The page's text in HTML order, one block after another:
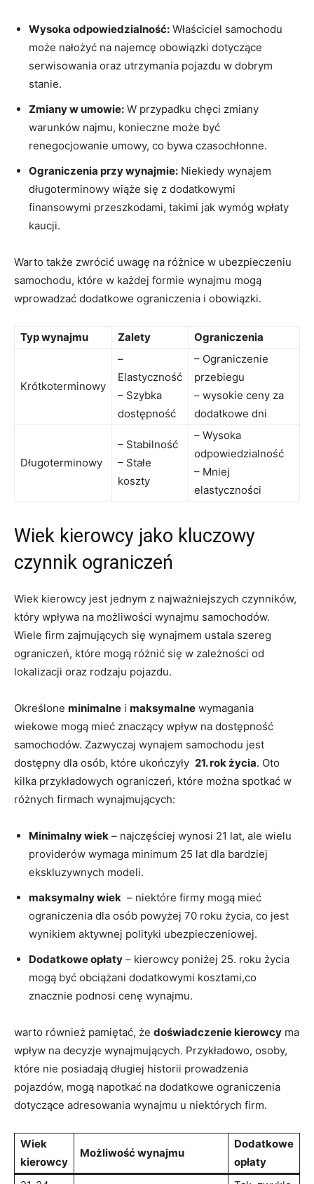
Wysoka ⁣odpowiedzialność: Właściciel ​samochodu
‍może nałożyć na najemcę obowiązki ⁣dotyczące
serwisowania ⁢oraz ⁢utrzymania pojazdu ​w dobrym
stanie.
Zmiany w ⁤umowie: W przypadku ‌chęci zmiany
warunków najmu, konieczne⁢ może ‍być
renegocjowanie umowy, co bywa czasochłonne.
Ograniczenia przy wynajmie: Niekiedy wynajem
długoterminowy wiąże się‌ z dodatkowymi
finansowymi przeszkodami, ⁢takimi jak⁣ wymóg ​wpłaty
kaucji.
Warto także ‌zwrócić uwagę na różnice w⁢ ubezpieczeniu
samochodu, które w ⁤każdej formie ​wynajmu‍ mogą
wprowadzać dodatkowe ograniczenia‍ i obowiązki.
Typ wynajmu Zalety Ograniczenia
Krótkoterminowy
–
Elastyczność
– Szybka
dostępność
– Ograniczenie
‌przebiegu
– ‍wysokie ceny za
⁣dodatkowe dni
Długoterminowy
– Stabilność
– ‍Stałe
koszty
– Wysoka
odpowiedzialność
– Mniej
‍elastyczności
Wiek​ kierowcy jako kluczowy
czynnik ograniczeń
Wiek kierowcy jest jednym z najważniejszych⁣ czynników,
który wpływa ⁤na możliwości ‌wynajmu samochodów.
Wiele firm zajmujących‍ się wynajmem ustala szereg
⁤ograniczeń, ⁣które mogą różnić się w zależności od
‌lokalizacji oraz rodzaju pojazdu.
Określone minimalne ⁤i maksymalne wymagania⁢
wiekowe mogą mieć znaczący ‍wpływ ​na‍ dostępność
samochodów. ‌Zazwyczaj⁤ wynajem samochodu ⁢jest
dostępny dla osób, które ukończyły ⁤ 21. rok życia. Oto
kilka przykładowych‍ ograniczeń, które‍ można spotkać w
różnych firmach wynajmujących:
Minimalny‌ wiek – najczęściej⁤ wynosi 21⁣ lat, ale wielu
providerów wymaga ​minimum 25 ⁤lat dla bardziej
ekskluzywnych modeli.
maksymalny wiek ⁣ – niektóre ​firmy mogą mieć
ograniczenia dla osób powyżej 70 roku życia, co⁤ jest
wynikiem aktywnej polityki ubezpieczeniowej.
Dodatkowe opłaty – kierowcy poniżej 25. roku życia
⁤mogą być⁢ obciążani dodatkowymi kosztami,co
znacznie⁣ podnosi cenę wynajmu.
warto ⁢również pamiętać, że doświadczenie kierowcy ma⁤
wpływ na decyzje wynajmujących. ​Przykładowo,⁤ osoby,
które nie posiadają długiej​ historii prowadzenia
pojazdów, mogą napotkać ⁣na dodatkowe ​ograniczenia
dotyczące adresowania wynajmu u niektórych firm.
Wiek
kierowcy
Możliwość wynajmu
Dodatkowe
opłaty